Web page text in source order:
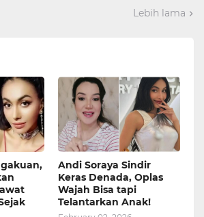
Lebih lama
Andi Soraya Sindir
Keras Denada, Oplas
Wajah Bisa tapi
Telantarkan Anak!